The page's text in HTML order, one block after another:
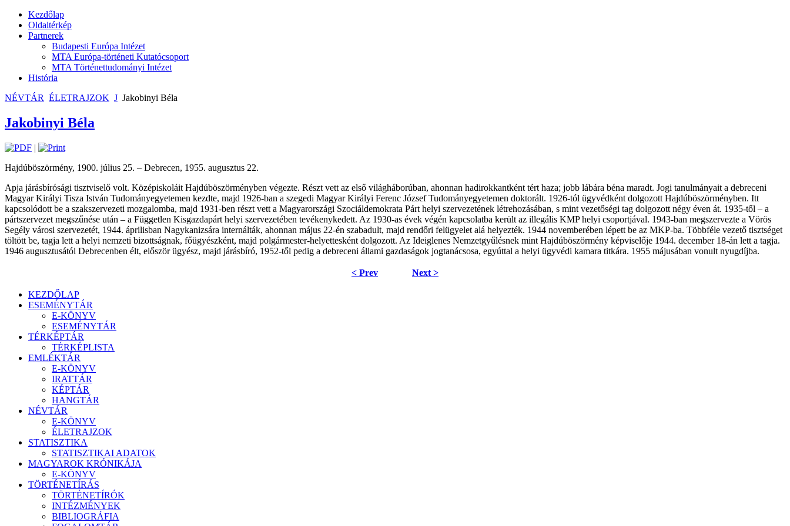
Kezdőlap
Oldaltérkép
Partnerek
Budapesti Európa Intézet
MTA Európa-történeti Kutatócsoport
MTA Történettudományi Intézet
História
NÉVTÁR ÉLETRAJZOK J Jakobinyi Béla
Jakobinyi Béla
|
Hajdúböszörmény, 1900. július 25. – Debrecen, 1955. augusztus 22.
Apja járásbírósági tisztviselő volt. Középiskoláit Hajdúböszörményben végezte. Részt vett az első világháborúban, ahonnan hadirokkantként tért haza; jobb lábára béna maradt. Jogi tanulmányait a debreceni
Magyar Királyi Tisza István Tudományegyetemen kezdte, majd 1926-ban a szegedi Magyar Királyi Ferenc József Tudományegyetemen doktorált. 1926-tól ügyvédként dolgozott Hajdúböszörményben. Itt
kapcsolódott be a szakszervezeti mozgalomba, majd 1931-ben részt vett a Magyarországi Szociáldemokrata Párt helyi szervezetének létrehozásában, s mint vezetőségi tag dolgozott négy éven át. 1935-től – a
pártszervezet megszűnése után – a Független Kisgazdapárt helyi szervezetében tevékenykedett. Az 1930-as évek végén kapcsolatba került az illegális KMP helyi csoportjával. 1943-ban megszervezte a Vörös
Segély városi szervezetét, 1944. áprilisban Nagykanizsára internálták, ahonnan május 22-én szabadult, majd rendőri felügyelet alá helyezték. 1944 novemberében lépett be az MKP-ba. Többféle vezető tisztséget
töltött be, tagja lett a helyi nemzeti bizottságnak, főügyészként, majd polgármester-helyettesként dolgozott. Az Ideiglenes Nemzetgyűlésnek mint Hajdúböszörmény képviselője 1944. december 18-án lett a tagja.
1946 augusztusától Debrecenben élt, először ügyész, majd járásbíró, 1952-től pedig a debreceni állami gazdaságok jogtanácsosa, egyúttal a helyi ügyvédi kamara titkára. 1955 májusában vonult nyugdíjba.
< Prev Next >
KEZDŐLAP
ESEMÉNYTÁR
E-KÖNYV
ESEMÉNYTÁR
TÉRKÉPTÁR
TÉRKÉPLISTA
EMLÉKTÁR
E-KÖNYV
IRATTÁR
KÉPTÁR
HANGTÁR
NÉVTÁR
E-KÖNYV
ÉLETRAJZOK
STATISZTIKA
STATISZTIKAI ADATOK
MAGYAROK KRÓNIKÁJA
E-KÖNYV
TÖRTÉNETÍRÁS
TÖRTÉNETÍRÓK
INTÉZMÉNYEK
BIBLIOGRÁFIA